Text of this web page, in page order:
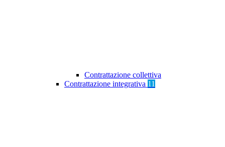
Contrattazione collettiva
Contrattazione integrativa 11